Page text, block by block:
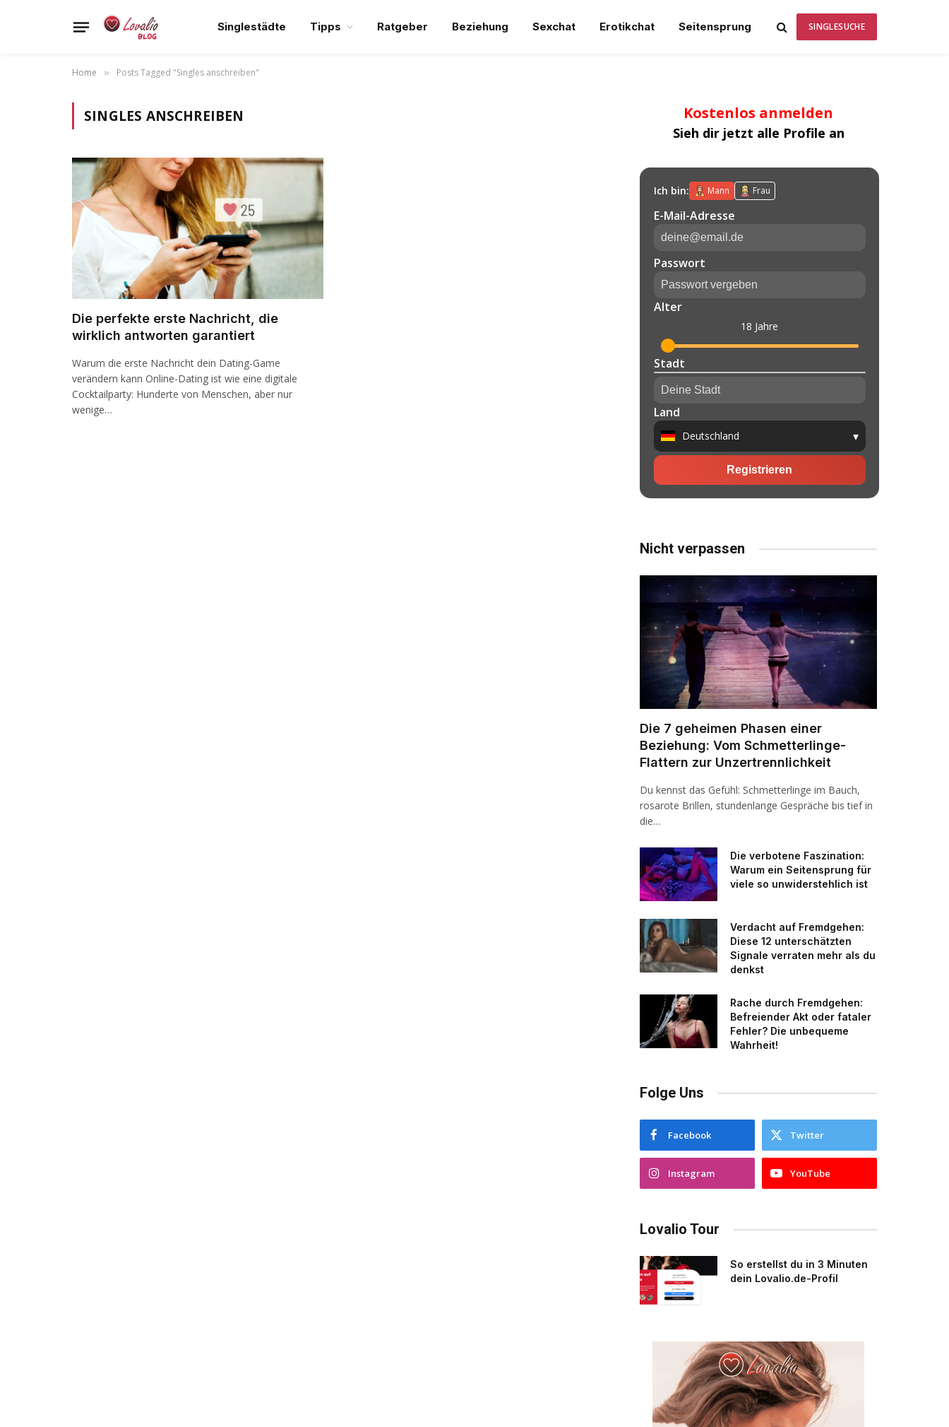
Singlestädte Tipps Ratgeber Beziehung Sexchat Erotikchat Seitensprung SINGLESUCHE
Home » Posts Tagged "Singles anschreiben"
SINGLES ANSCHREIBEN
Die perfekte erste Nachricht, die
wirklich antworten garantiert
Warum die erste Nachricht dein Dating-Game
verändern kann Online-Dating ist wie eine digitale
Cocktailparty: Hunderte von Menschen, aber nur
wenige…
Kostenlos anmelden
Sieh dir jetzt alle Profile an
Nicht verpassen
Die 7 geheimen Phasen einer
Beziehung: Vom Schmetterlinge-
Flattern zur Unzertrennlichkeit
Du kennst das Gefühl: Schmetterlinge im Bauch,
rosarote Brillen, stundenlange Gespräche bis tief in
die…
Die verbotene Faszination:
Warum ein Seitensprung für
viele so unwiderstehlich ist
Verdacht auf Fremdgehen:
Diese 12 unterschätzten
Signale verraten mehr als du
denkst
Rache durch Fremdgehen:
Befreiender Akt oder fataler
Fehler? Die unbequeme
Wahrheit!
Folge Uns
Facebook Twitter
Instagram YouTube
Lovalio Tour
So erstellst du in 3 Minuten
dein Lovalio.de-Profil